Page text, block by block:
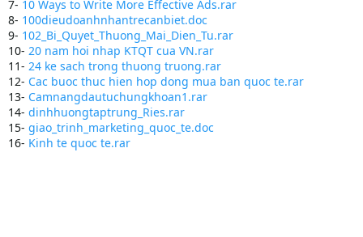
7- 10 Ways to Write More Effective Ads.rar
8- 100dieudoanhnhantrecanbiet.doc
9- 102_Bi_Quyet_Thuong_Mai_Dien_Tu.rar
10- 20 nam hoi nhap KTQT cua VN.rar
11- 24 ke sach trong thuong truong.rar
12- Cac buoc thuc hien hop dong mua ban quoc te.rar
13- Camnangdautuchungkhoan1.rar
14- dinhhuongtaptrung_Ries.rar
15- giao_trinh_marketing_quoc_te.doc
16- Kinh te quoc te.rar